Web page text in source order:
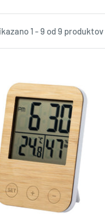
1 - 9 od 9 produktov